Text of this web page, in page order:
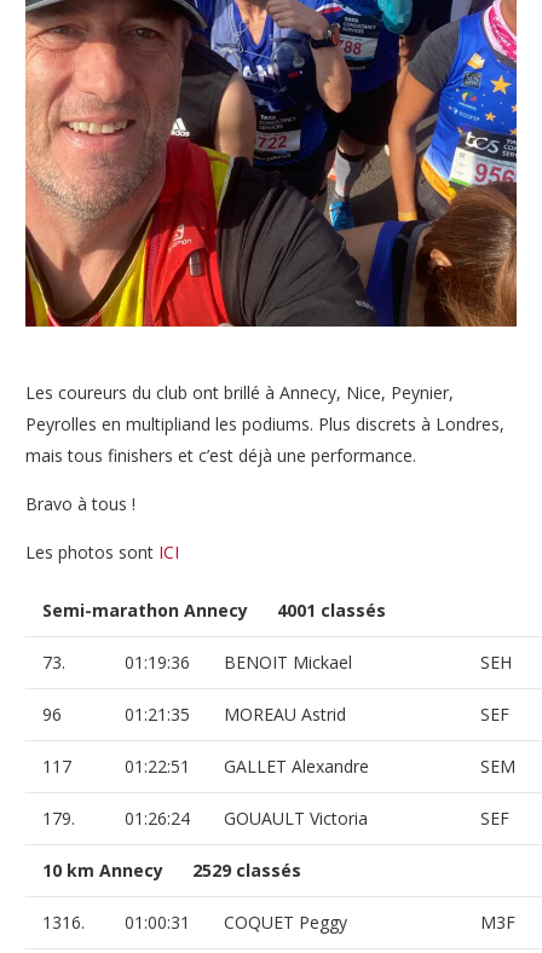
Les coureurs du club ont brillé à Annecy, Nice, Peynier,
Peyrolles en multipliand les podiums. Plus discrets à Londres,
mais tous finishers et c’est déjà une performance.
Bravo à tous !
Les photos sont ICI
Semi-marathon Annecy 4001 classés
73. 01:19:36 BENOIT Mickael SEH
96 01:21:35 MOREAU Astrid SEF
117 01:22:51 GALLET Alexandre SEM
179. 01:26:24 GOUAULT Victoria SEF
10 km Annecy 2529 classés
1316. 01:00:31 COQUET Peggy M3F